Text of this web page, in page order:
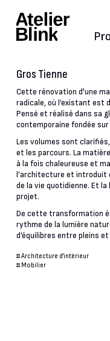
Gros Tienne
Cette rénovation d'une
radicale, où l’existant est
Pensé et réalisé dans sa
contemporaine fondée
Les volumes sont
et les parcours. La
à la fois chaleureuse et
l’architecture et introduit
de la vie quotidienne. Et
projet.
De cette transformation
rythme de la lumière
d’équilibres entre pleins
#Architecture d'intérieur
# Mobilier